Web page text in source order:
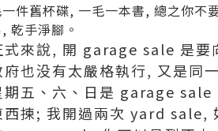
件舊杯碟, 一毛一本書, 總之你不
乾手淨腳。
式來說, 開 garage sale 是要
府也没有太嚴格執行, 又是同
期五、六、日是 garage sale
西揀; 我開過兩次 yard sale,